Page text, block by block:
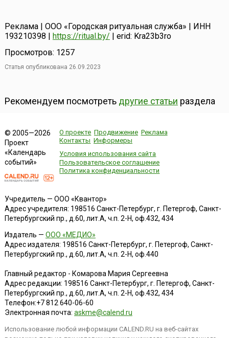
Реклама | ООО «Городская ритуальная служба» | ИНН
193210398 |
https://ritual.by/ | erid: Kra23b3ro
Просмотров: 1257
Статья опубликована 26.09.2023
Рекомендуем посмотреть другие статьи раздела
© 2005—2026
Проект
«Календарь
событий»
О проекте Продвижение Реклама
Контакты Информеры
Условия использования сайта
Пользовательское соглашение
Политика конфиденциальности
Учредитель — ООО «Квантор»
Адрес учредителя: 198516 Санкт-Петербург, г. Петергоф, Санкт-
Петербургский пр., д.60, лит.А, ч.п. 2-Н, оф.432, 434
Издатель — ООО «МЕДИО»
Адрес издателя: 198516 Санкт-Петербург, г. Петергоф, Санкт-
Петербургский пр., д.60, лит.А, ч.п. 2-Н, оф.440
Главный редактор - Комарова Мария Сергеевна
Адрес редакции: 198516 Санкт-Петербург, г. Петергоф, Санкт-
Петербургский пр., д.60, лит.А, ч.п. 2-Н, оф.432, 434
Телефон:+7 812 640-06-60
Электронная почта: askme@calend.ru
Использование любой информации CALEND.RU на веб-сайтах